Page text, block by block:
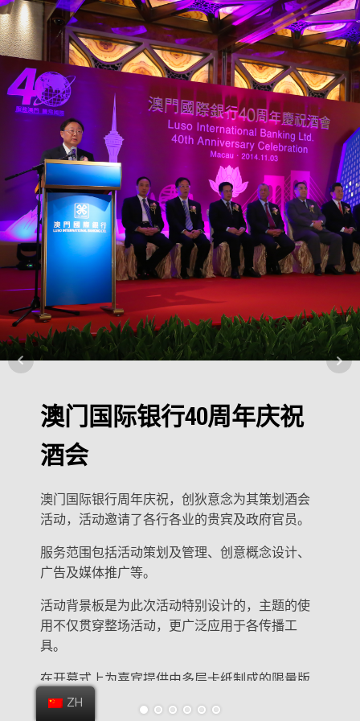
澳门国际银行40周年庆祝
酒会
澳门国际银行周年庆祝，创狄意念为其策划酒会
活动，活动邀请了各行各业的贵宾及政府官员。
服务范围包括活动策划及管理、创意概念设计、
广告及媒体推广等。
活动背景板是为此次活动特别设计的，主题的使
用不仅贯穿整场活动，更广泛应用于各传播工
具。
在开幕式上为嘉宾提供由多层卡纸制成的限量版
纪念品。
ZH